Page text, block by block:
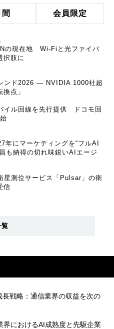
間 会員限定
の現在地 Wi-Fiと光ファイバ
択肢に
ンド2026 ― NVIDIA 1000社超
点」
イル回線を先行提供 ドコモ回
年にマーケティングを“フルAI
も納得の切れ味鋭いAIエージ
星測位サービス「Pulsar」の衛
信
覧
戦略：通信業界の収益を次の
界におけるAI成熟度と先駆企業